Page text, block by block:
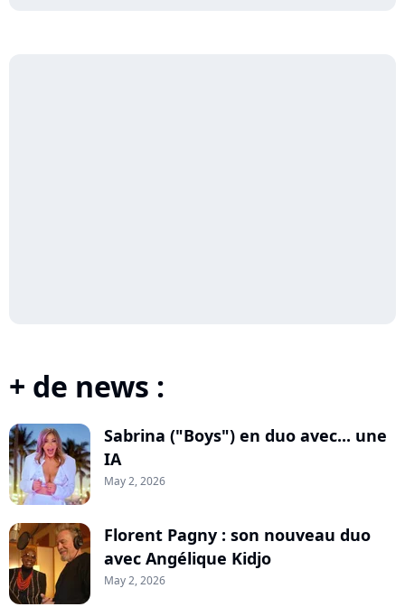
+ de news :
Sabrina ("Boys") en duo avec... une
IA
May 2, 2026
Florent Pagny : son nouveau duo
avec Angélique Kidjo
May 2, 2026